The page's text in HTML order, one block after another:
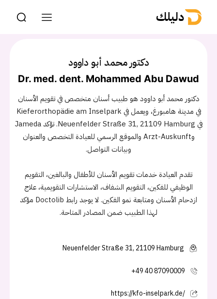
دليلك
دكتور محمد أبو داوود
Dr. med. dent. Mohammed Abu Dawud
دكتور محمد أبو داوود هو طبيب أسنان متخصص في تقويم الأسنان
في مدينة هامبورغ، ويعمل في Kieferorthopädie am Inselpark
في Neuenfelder Straße 31, 21109 Hamburg. تؤكد Jameda
وArzt-Auskunft والموقع الرسمي للعيادة التخصص والعنوان
وبيانات التواصل.
تقدم العيادة خدمات تقويم الأسنان للأطفال والبالغين، التقويم
الوظيفي للفكين، التقويم الشفاف، الاستشارات التقويمية، علاج
ازدحام الأسنان ومتابعة نمو الفكين. لا يوجد رابط Doctolib مؤكد
لهذا الطبيب ضمن المصادر المتاحة.
Neuenfelder Straße 31, 21109 Hamburg
+49 40 87090009
https://kfo-inselpark.de/